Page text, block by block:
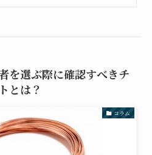
を選ぶ際に確認すべきチ
とは？
コラム